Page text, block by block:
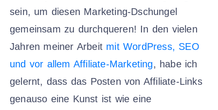
sein, um diesen Marketing-Dschungel
gemeinsam zu durchqueren! In den vielen
Jahren meiner Arbeit mit WordPress, SEO
und vor allem Affiliate-Marketing, habe ich
gelernt, dass das Posten von Affiliate-Links
genauso eine Kunst ist wie eine